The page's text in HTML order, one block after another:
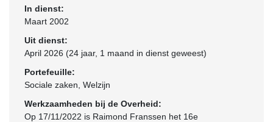
In dienst:
Maart 2002
Uit dienst:
April 2026 (24 jaar, 1 maand in dienst geweest)
Portefeuille:
Sociale zaken, Welzijn
Werkzaamheden bij de Overheid:
Op 17/11/2022 is Raimond Franssen het 16e